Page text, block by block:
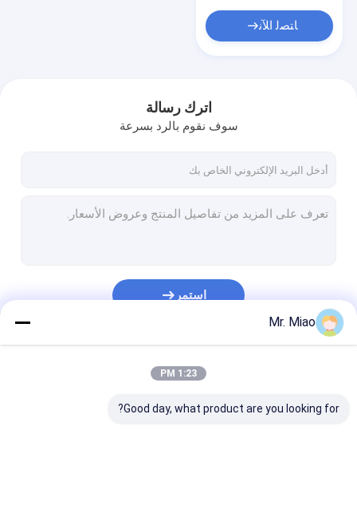
ﺎﺘﺼﻟ ﺍﻶﻧ
اترك رسالة
سوف نقوم بالرد بسرعة
استمر
Mr. Miao
1:23 PM
Good day, what product are you looking for?